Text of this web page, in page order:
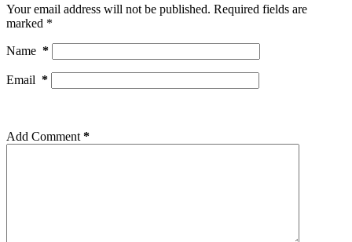
Your email address will not be published. Required fields are
marked *
Name *
Email *
Add Comment *